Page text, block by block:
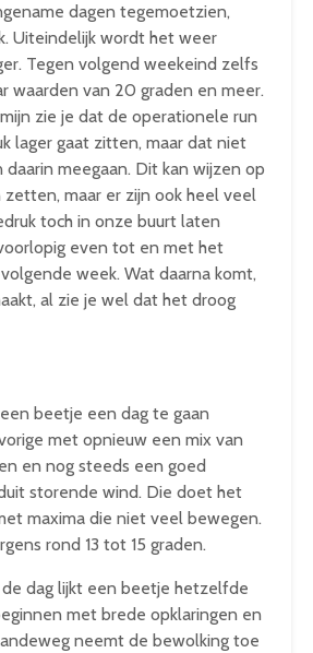
dagen tegemoetzien,
Uiteindelijk wordt het weer
Tegen volgend weekeind zelfs
waarden van 20 graden en meer.
zie je dat de operationele run
lager gaat zitten, maar dat niet
meegaan. Dit kan wijzen op
zetten, maar er zijn ook heel veel
toch in onze buurt laten
even tot en met het
week. Wat daarna komt,
al zie je wel dat het droog
beetje een dag te gaan
met opnieuw een mix van
en nog steeds een goed
storende wind. Die doet het
maxima die niet veel bewegen.
rond 13 tot 15 graden.
dag lijkt een beetje hetzelfde
met brede opklaringen en
neemt de bewolking toe